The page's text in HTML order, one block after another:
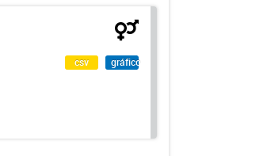
csv gráfico